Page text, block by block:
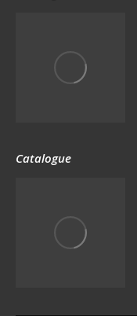
Catalogue